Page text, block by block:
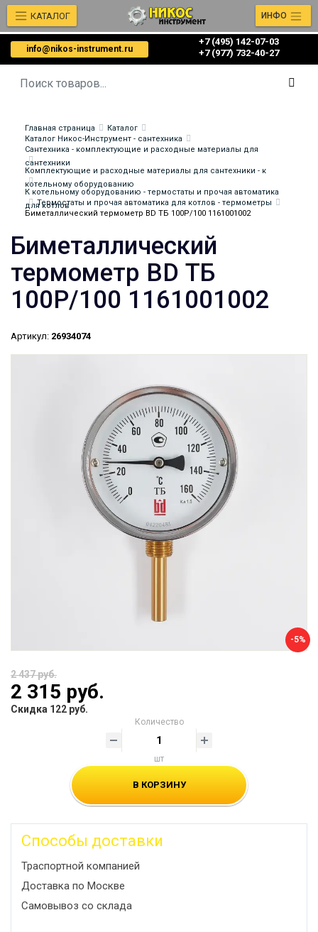
info@nikos-instrument.ru
+7 (495) 142-07-03
‎‎+7 (977) 732-40-27
КАТАЛОГ ИНФО
Главная страница
Каталог
Каталог Никос-Инструмент - сантехника
Сантехника - комплектующие и расходные материалы для
сантехники
Комплектующие и расходные материалы для сантехники - к
котельному оборудованию
К котельному оборудованию - термостаты и прочая автоматика
для котлов
Термостаты и прочая автоматика для котлов - термометры
Биметаллический термометр BD ТБ 100Р/100 1161001002
Биметаллический
термометр BD ТБ
100Р/100 1161001002
Артикул: 26934074
-5%
2 437 руб.
2 315 руб.
Скидка 122 руб.
Количество
шт
В КОРЗИНУ
Способы доставки
Траспортной компанией
Доставка по Москве
Самовывоз со склада